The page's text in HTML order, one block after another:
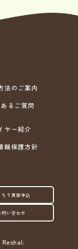
法のご案内
るご質問
ヤー紹介
報保護方針
ちり買取申込
問い合わせ